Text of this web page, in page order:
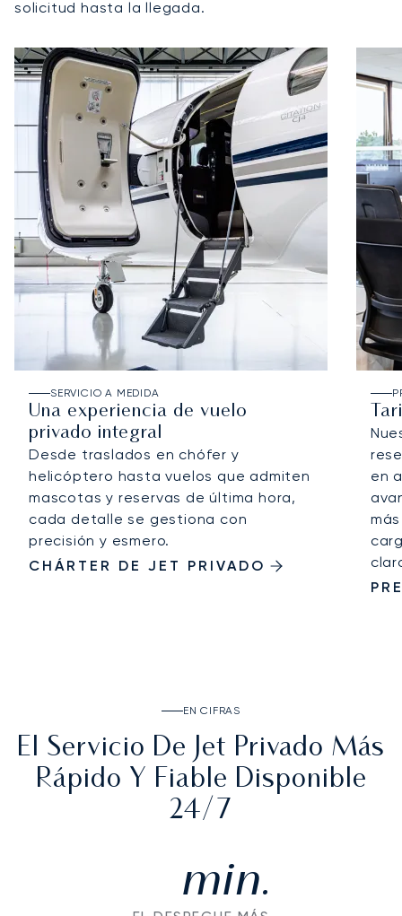
solicitud hasta la llegada.
SERVICIO A MEDIDA
Una experiencia de vuelo
privado integral
Desde traslados en chófer y
helicóptero hasta vuelos que admiten
mascotas y reservas de última hora,
cada detalle se gestiona con
precisión y esmero.
CHÁRTER DE JET PRIVADO
en
EN CIFRAS
El Servicio De Jet Privado Más
Rápido Y Fiable Disponible
24/7
min.